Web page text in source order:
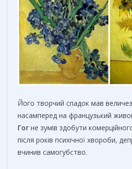
Його творчий спадок мав
насамперед на французький
Гог не зумів здобути комерційного
після років психічної хвороби,
вчинив самогубство.